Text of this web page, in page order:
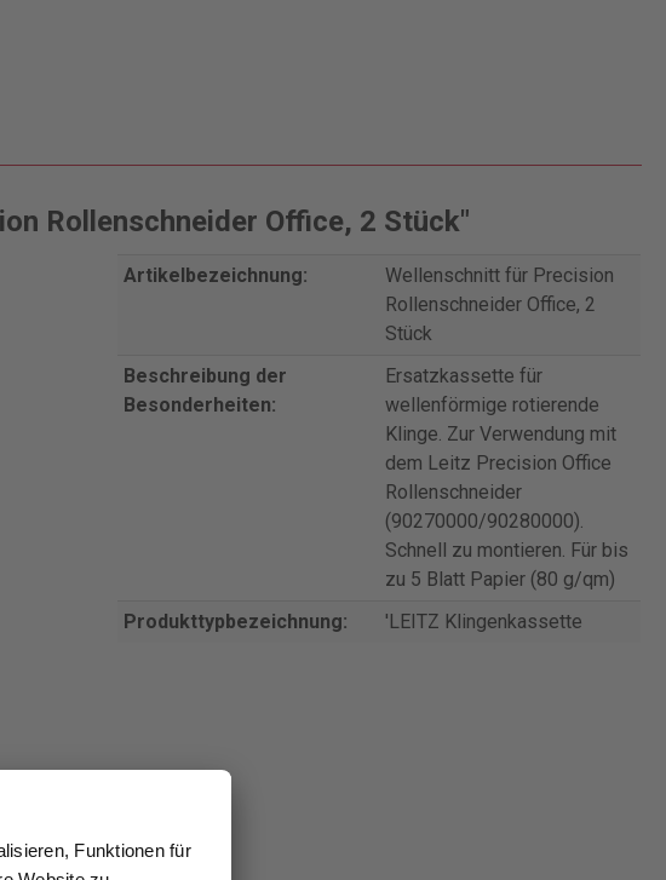
Rollenschneider Office, 2 Stück"
Artikelbezeichnung:
Wellenschnitt für Precision
Rollenschneider Office, 2
Stück
Beschreibung der
Besonderheiten:
Ersatzkassette für
wellenförmige rotierende
Klinge. Zur Verwendung mit
dem Leitz Precision Office
Rollenschneider
(90270000/90280000).
Schnell zu montieren. Für bis
zu 5 Blatt Papier (80 g/qm)
Produkttypbezeichnung:
'LEITZ Klingenkassette